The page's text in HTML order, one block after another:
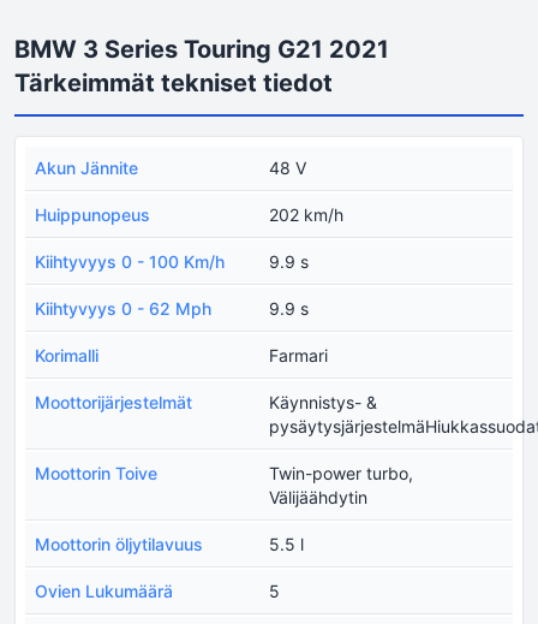
BMW 3 Series Touring G21 2021
Tärkeimmät tekniset tiedot
Akun Jännite 48 V
Huippunopeus 202 km/h
Kiihtyvyys 0 - 100 Km/h 9.9 s
Kiihtyvyys 0 - 62 Mph 9.9 s
Korimalli Farmari
Moottorijärjestelmät
Käynnistys- &
Moottorin Toive
Twin-power turbo,
Välijäähdytin
Moottorin öljytilavuus 5.5 l
Ovien Lukumäärä 5